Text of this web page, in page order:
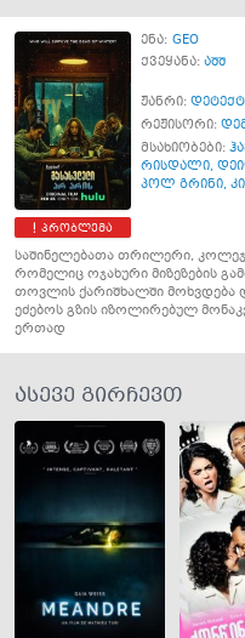
პრობლემა
ენა: GEO
ქვეყანა: აშშ
ჟანრი:
რეჟისორი:
მსახიობები:
რისდალი,
პოლ გრინი,
საშინელებათა თრილერი,
რომელიც ოჯახური მიზეზების
თოვლის ქარიშხალში მოხვდება
ეძებოს გზის იზოლირებულ
ერთად
ასევე გირჩევთ